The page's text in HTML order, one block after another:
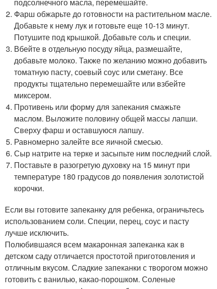
Фарш обжарьте до готовности на растительном масле.
Добавьте к нему лук и готовьте еще 10-13 минут.
Потушите под крышкой. Добавьте соль и специи.
Вбейте в отдельную посуду яйца, размешайте,
добавьте молоко. Также по желанию можно добавить
томатную пасту, соевый соус или сметану. Все
продукты тщательно перемешайте или взбейте
миксером.
Противень или форму для запекания смажьте
маслом. Выложите половину общей массы лапши.
Сверху фарш и оставшуюся лапшу.
Равномерно залейте все яичной смесью.
Сыр натрите на терке и засыпьте ним последний слой.
Поставьте в разогретую духовку на 15 минут при
температуре 180 градусов до появления золотистой
корочки.
Если вы готовите запеканку для ребенка, ограничьтесь
использованием соли. Специи, перец, соус и пасту
лучше исключить.
Полюбившаяся всем макаронная запеканка как в
детском саду отличается простотой приготовления и
отличным вкусом. Сладкие запеканки с творогом можно
готовить с ванилью, какао-порошком. Соленые